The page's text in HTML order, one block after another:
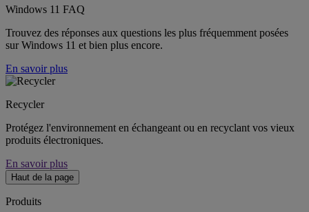
Windows 11 FAQ
Trouvez des réponses aux questions les plus fréquemment posées
sur Windows 11 et bien plus encore.
En savoir plus
Recycler
Protégez l'environnement en échangeant ou en recyclant vos vieux
produits électroniques.
En savoir plus
Haut de la page
Produits